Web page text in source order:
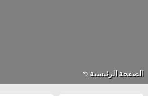
الصفحة الرئيسية